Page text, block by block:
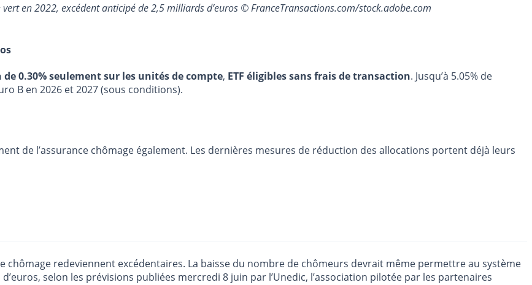
en 2022, excédent anticipé de 2,5 milliards d’euros © FranceTransactions.com/stock.adobe.com
0.30% seulement sur les unités de compte, ETF éligibles sans frais de transaction. Jusqu’à 5.05% de
B en 2026 et 2027 (sous conditions).
de l’assurance chômage également. Les dernières mesures de réduction des allocations portent déjà leurs
chômage redeviennent excédentaires. La baisse du nombre de chômeurs devrait même permettre au système
selon les prévisions publiées mercredi 8 juin par l’Unedic, l’association pilotée par les partenaires